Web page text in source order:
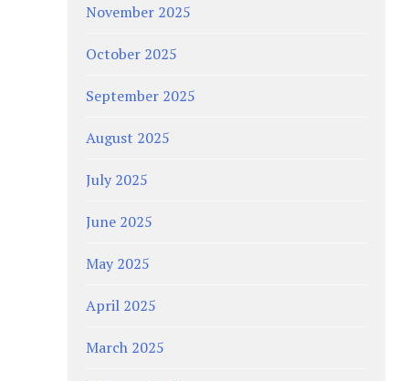
November 2025
October 2025
September 2025
August 2025
July 2025
June 2025
May 2025
April 2025
March 2025